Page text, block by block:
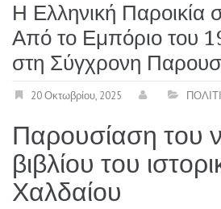
Η Ελληνική Παροικία
Από το Εμπόριο του
στη Σύγχρονη
20 Οκτωβρίου, 2025
Παρουσίαση του
βιβλίου του
Χαλδαίου